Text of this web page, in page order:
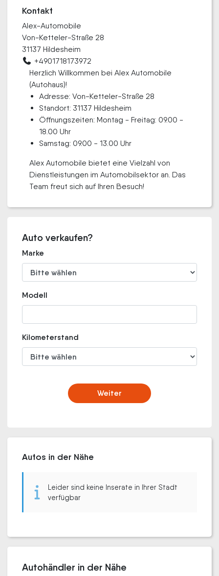
Kontakt
Alex-Automobile
Von-Ketteler-Straße 28
31137 Hildesheim
+4901718173972
Herzlich Willkommen bei Alex Automobile
(Autohaus)!
Adresse: Von-Ketteler-Straße 28
Standort: 31137 Hildesheim
Öffnungszeiten: Montag - Freitag: 09.00 -
18.00 Uhr
Samstag: 09.00 - 13.00 Uhr
Alex Automobile bietet eine Vielzahl von
Dienstleistungen im Automobilsektor an. Das
Team freut sich auf Ihren Besuch!
Auto verkaufen?
Marke
Modell
Kilometerstand
Weiter
Autos in der Nähe
Leider sind keine Inserate in Ihrer Stadt
verfügbar
Autohändler in der Nähe